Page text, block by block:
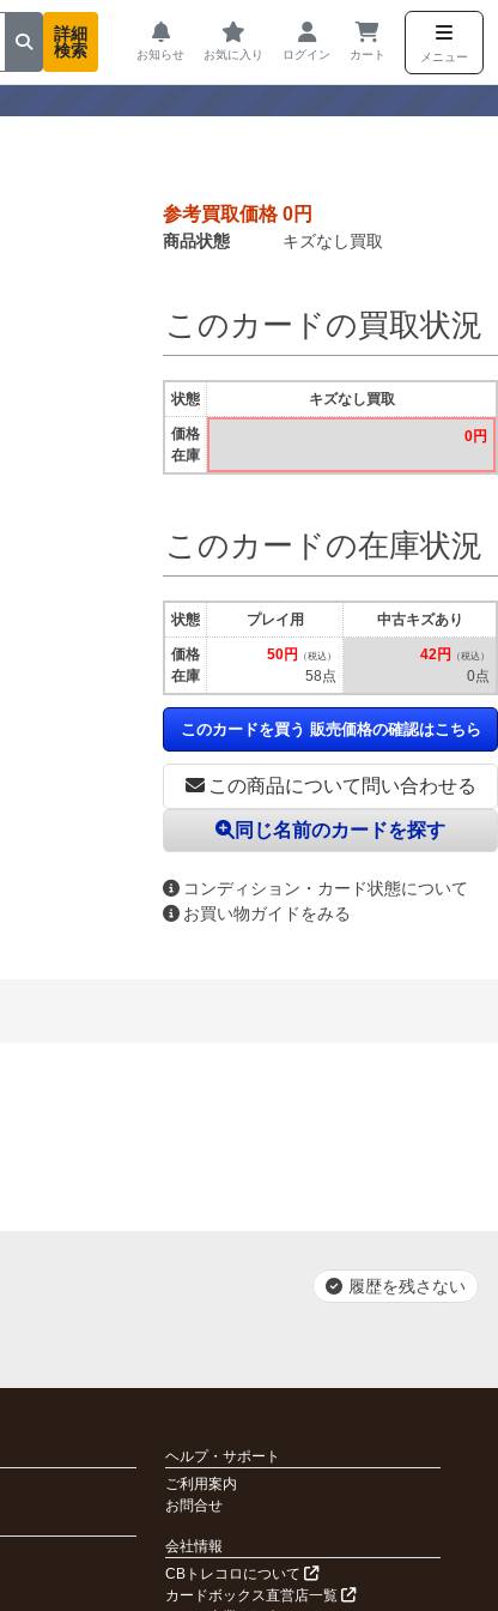
詳細
検索
お知らせ お気に入り ログイン カート メニュー
参考買取価格 0円
商品状態 キズなし買取
この商品について問い合わせる
同じ名前のカードを探す
コンディション・カード状態について
お買い物ガイドをみる
このカードの買取状況
状態
価格
在庫
キズなし買取
0円
このカードの在庫状況
状態
価格
在庫
プレイ用
50円 （税込）
58点
中古キズあり
42円 （税込）
0点
このカードを買う 販売価格の確認はこちら
履歴を残さない
ヘルプ・サポート
ご利用案内
お問合せ
会社情報
CBトレコロについて
カードボックス直営店一覧